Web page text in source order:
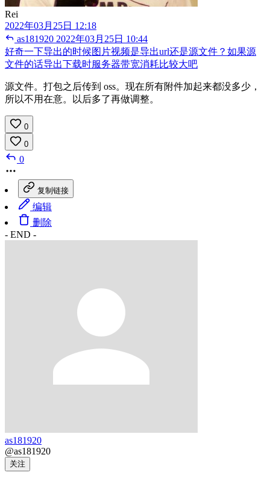
Rei
2022年03月25日 12:18
as181920 2022年03月25日 10:44
好奇一下导出的时候图片视频是导出url还是源文件？如果源
文件的话导出下载时服务器带宽消耗比较大吧
源文件。打包之后传到 oss。现在所有附件加起来都没多少，
所以不用在意。以后多了再做调整。
0
0
0
复制链接
编辑
删除
- END -
as181920
@as181920
关注